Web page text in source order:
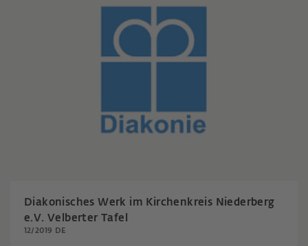
Diakonisches Werk im Kirchenkreis Niederberg
e.V. Velberter Tafel
12/2019 DE